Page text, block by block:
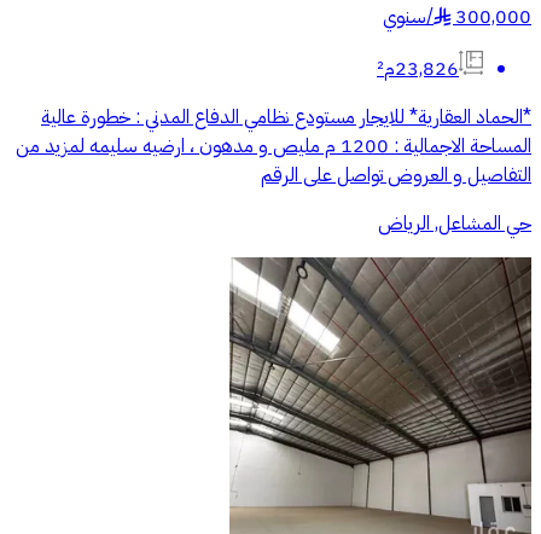
300,000
§
/سنوي
23,826م²
*الحماد العقارية* للايجار مستودع نظامي الدفاع المدني : خطورة عالية
المساحة الاجمالية : 1200 م مليص و مدهون ، ارضيه سليمه لمزيد من
التفاصيل و العروض تواصل على الرقم
حي المشاعل, الرياض